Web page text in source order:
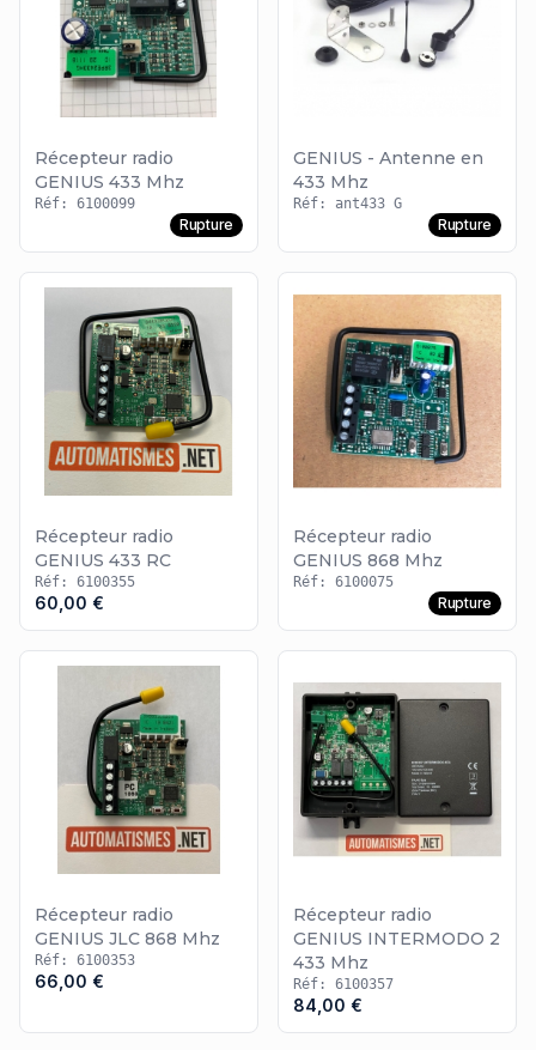
Récepteur radio
GENIUS 433 Mhz
Réf: 6100099
Rupture
GENIUS - Antenne en
433 Mhz
Réf: ant433 G
Rupture
Récepteur radio
GENIUS 433 RC
Réf: 6100355
60,00 €
Récepteur radio
GENIUS 868 Mhz
Réf: 6100075
Rupture
Récepteur radio
GENIUS JLC 868 Mhz
Réf: 6100353
66,00 €
Récepteur radio
GENIUS INTERMODO 2
433 Mhz
Réf: 6100357
84,00 €